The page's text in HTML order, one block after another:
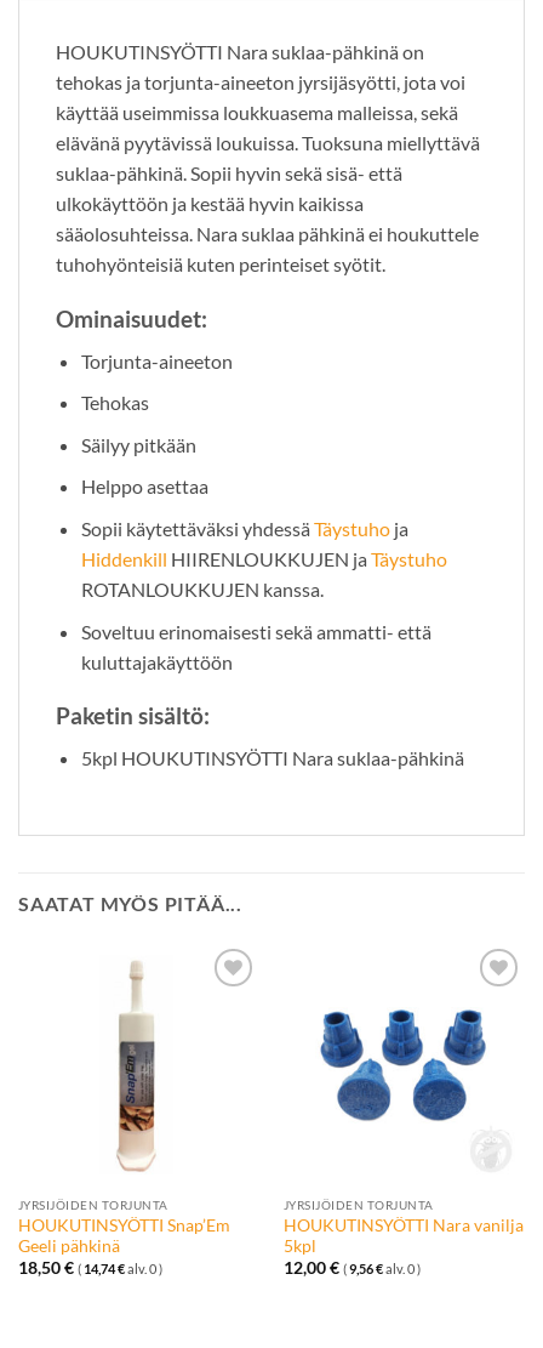
HOUKUTINSYÖTTI Nara suklaa-pähkinä on
tehokas ja torjunta-aineeton jyrsijäsyötti, jota voi
käyttää useimmissa loukkuasema malleissa, sekä
elävänä pyytävissä loukuissa. Tuoksuna miellyttävä
suklaa-pähkinä. Sopii hyvin sekä sisä- että
ulkokäyttöön ja kestää hyvin kaikissa
sääolosuhteissa. Nara suklaa pähkinä ei houkuttele
tuhohyönteisiä kuten perinteiset syötit.
Ominaisuudet:
Torjunta-aineeton
Tehokas
Säilyy pitkään
Helppo asettaa
Sopii käytettäväksi yhdessä Täystuhoja
Hiddenkill HIIRENLOUKKUJEN ja Täystuho
ROTANLOUKKUJEN kanssa.
Soveltuu erinomaisesti sekä ammatti- että
kuluttajakäyttöön
Paketin sisältö:
5kpl HOUKUTINSYÖTTI Nara suklaa-pähkinä
SAATAT MYÖS PITÄÄ...
JYRSIJÖIDEN TORJUNTA
HOUKUTINSYÖTTI Snap’Em
Geeli pähkinä
18,50€ ( 14,74€alv. 0 )
toivelistalle
JYRSIJÖIDEN TORJUNTA
HOUKUTINSYÖTTI Nara vanilja
5kpl
12,00€ (9,56€alv. 0 )